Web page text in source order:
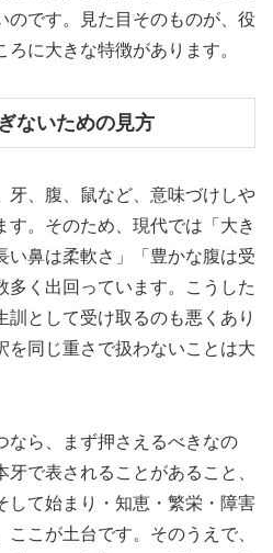
のです。見た目そのものが、役
に大きな特徴があります。
ないための見方
牙、腹、鼠など、意味づけしや
す。そのため、現代では「大き
い鼻は柔軟さ」「豊かな腹は受
多く出回っています。こうした
訓として受け取るのも悪くあり
を同じ重さで扱わないことは大
なら、まず押さえるべきなの
で表されることがあること、
して始まり・知恵・繁栄・障害
こが土台です。そのうえで、